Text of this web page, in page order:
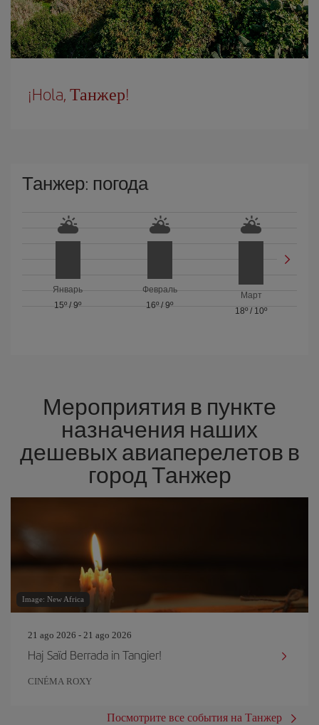
¡Hola, Танжер!
Танжер: погода
Январь
15º /9º
Февраль
16º / 9º
Март
18º / 10º
Мероприятия в пункте
назначения наших
дешевых авиаперелетов в
город Танжер
Image: New Africa
21 ago 2026 - 21 ago 2026
Haj Saïd Berrada in Tangier!
CINÉMA ROXY
Посмотрите все события на Танжер